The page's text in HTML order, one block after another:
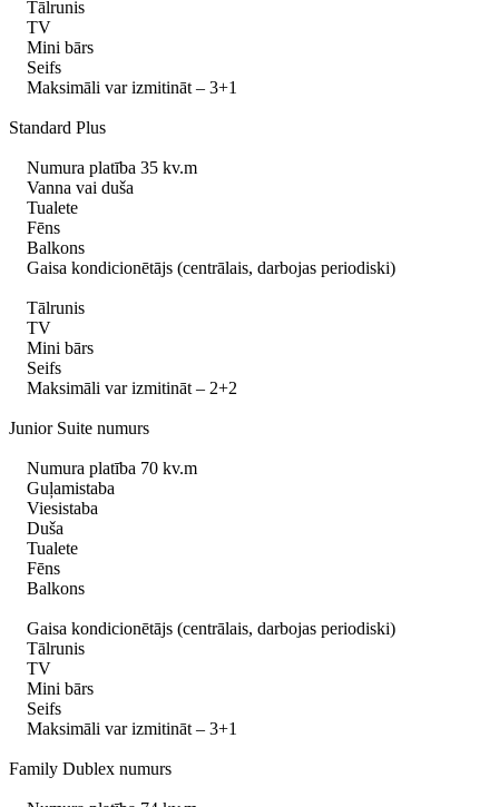
Tālrunis
TV
Mini bārs
Seifs
Maksimāli var izmitināt – 3+1
Standard Plus
Numura platība 35 kv.m
Vanna vai duša
Tualete
Fēns
Balkons
Gaisa kondicionētājs (centrālais, darbojas periodiski)
Tālrunis
TV
Mini bārs
Seifs
Maksimāli var izmitināt – 2+2
Junior Suite numurs
Numura platība 70 kv.m
Guļamistaba
Viesistaba
Duša
Tualete
Fēns
Balkons
Gaisa kondicionētājs (centrālais, darbojas periodiski)
Tālrunis
TV
Mini bārs
Seifs
Maksimāli var izmitināt – 3+1
Family Dublex numurs